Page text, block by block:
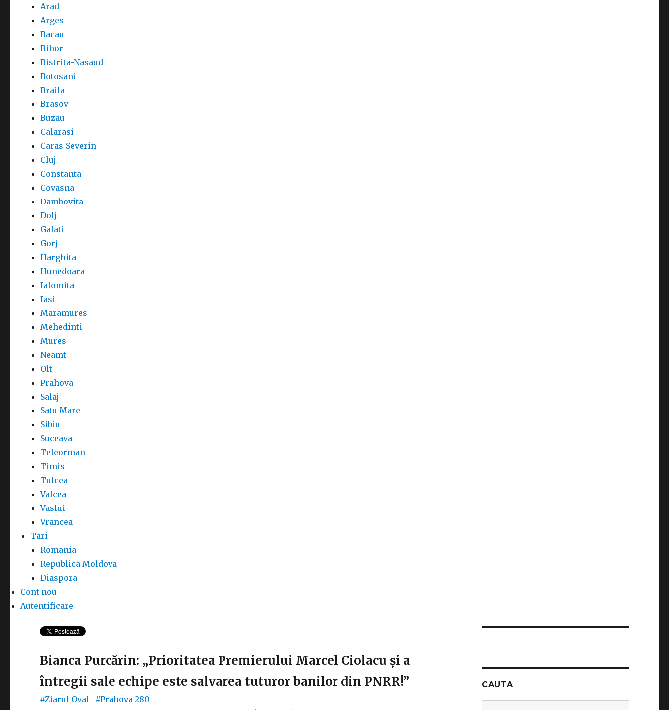
Arad
Arges
Bacau
Bihor
Bistrita-Nasaud
Botosani
Braila
Brasov
Buzau
Calarasi
Caras-Severin
Cluj
Constanta
Covasna
Dambovita
Dolj
Galati
Gorj
Harghita
Hunedoara
Ialomita
Iasi
Maramures
Mehedinti
Mures
Neamt
Olt
Prahova
Salaj
Satu Mare
Sibiu
Suceava
Teleorman
Timis
Tulcea
Valcea
Vaslui
Vrancea
Tari
Romania
Republica Moldova
Diaspora
Cont nou
Autentificare
Bianca Purcărin: „Prioritatea Premierului Marcel Ciolacu și a
întregii sale echipe este salvarea tuturor banilor din PNRR!”
#Ziarul Oval #Prahova280
CAUTA